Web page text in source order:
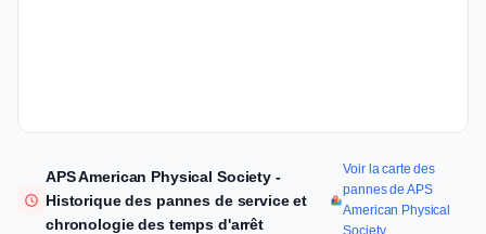
APS American Physical Society -
Historique des pannes de service et
chronologie des temps d'arrêt
Voir la carte des
pannes de APS
American Physical